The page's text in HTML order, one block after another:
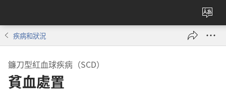
更
疾病和狀況
鐮刀型紅血球疾病（SCD）
貧血處置